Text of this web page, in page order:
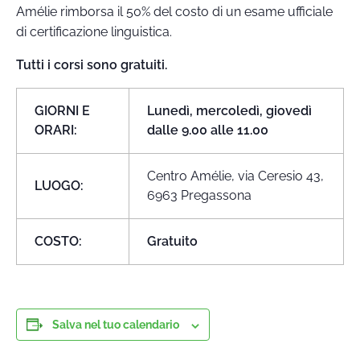
Amélie rimborsa il 50% del costo di un esame ufficiale
di certificazione linguistica.
Tutti i corsi sono gratuiti.
GIORNI E
ORARI:
Lunedì, mercoledì, giovedì
dalle 9.00 alle 11.00
LUOGO:
Centro Amélie, via Ceresio 43,
6963 Pregassona
COSTO: Gratuito
Salva nel tuo calendario